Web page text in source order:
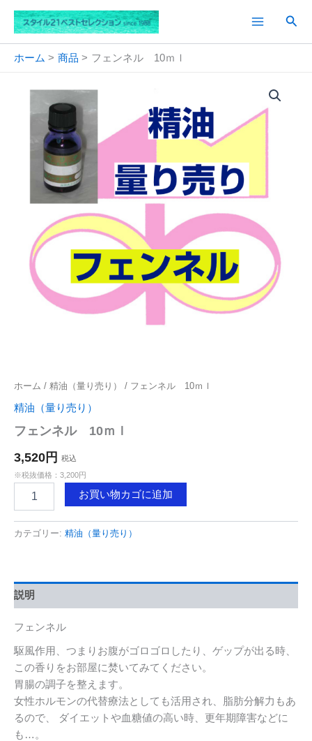
を
検
ホーム 商品 フェンネル 10ｍｌ
ホーム / 精油（量り売り） / フェンネル 10ｍｌ
精油（量り売り）
フェンネル 10ｍｌ
3,520円 税込
※税抜価格：3,200円
ネ
ｌ
個
お買い物カゴに追加
カテゴリー: 精油（量り売り）
説明
フェンネル
駆風作用、つまりお腹がゴロゴロしたり、ゲップが出る時、
この香りをお部屋に焚いてみてください。
胃腸の調子を整えます。
女性ホルモンの代替療法としても活用され、脂肪分解力もあ
るので、 ダイエットや血糖値の高い時、更年期障害などに
も…。